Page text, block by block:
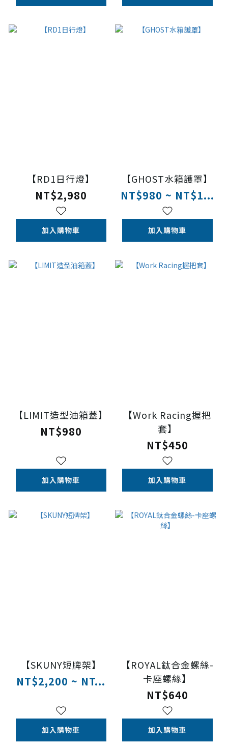
【RD1日行燈】
NT$2,980
加入購物車
【GHOST水箱護罩】
NT$980 ~ NT$1...
加入購物車
【LIMIT造型油箱蓋】
NT$980
加入購物車
【Work Racing握把
套】
NT$450
加入購物車
【SKUNY短牌架】
NT$2,200 ~ NT...
加入購物車
【ROYAL鈦合金螺絲-
卡座螺絲】
NT$640
加入購物車